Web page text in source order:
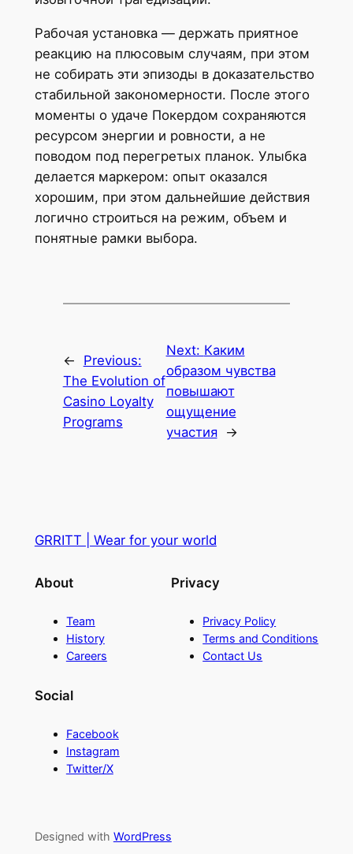
Рабочая установка — держать приятное
реакцию на плюсовым случаям, при этом
не собирать эти эпизоды в доказательство
стабильной закономерности. После этого
моменты о удаче Покердом сохраняются
ресурсом энергии и ровности, а не
поводом под перегретых планок. Улыбка
делается маркером: опыт оказался
хорошим, при этом дальнейшие действия
логично строиться на режим, объем и
понятные рамки выбора.
←
Previous:
The Evolution of
Casino Loyalty
Programs
Next: Каким
образом чувства
повышают
ощущение
участия
→
GRRITT | Wear for your world
About
Team
History
Careers
Privacy
Privacy Policy
Terms and Conditions
Contact Us
Social
Facebook
Instagram
Twitter/X
Designed with WordPress